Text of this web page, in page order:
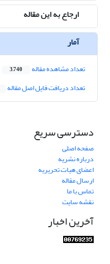
ارجاع به این مقاله
آمار
تعداد مشاهده مقاله 3,740
تعداد دریافت فایل اصل مقاله
دسترسی سریع
صفحه اصلی
درباره نشریه
اعضای هیات تحریریه
ارسال مقاله
تماس با ما
نقشه سایت
آخرین اخبار